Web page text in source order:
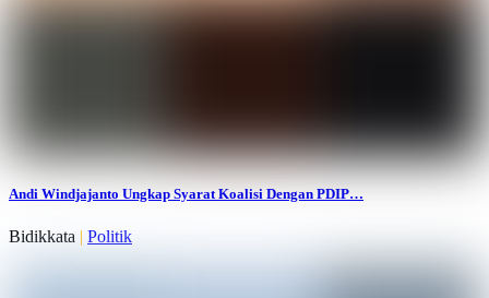
Andi Windjajanto Ungkap Syarat Koalisi Dengan PDIP…
Bidikkata | Politik